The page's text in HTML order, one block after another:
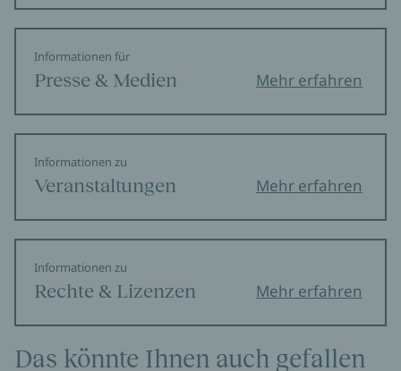
Informationen für
Presse & Medien Mehr erfahren
Informationen zu
Veranstaltungen Mehr erfahren
Informationen zu
Rechte & Lizenzen Mehr erfahren
Das könnte Ihnen auch gefallen